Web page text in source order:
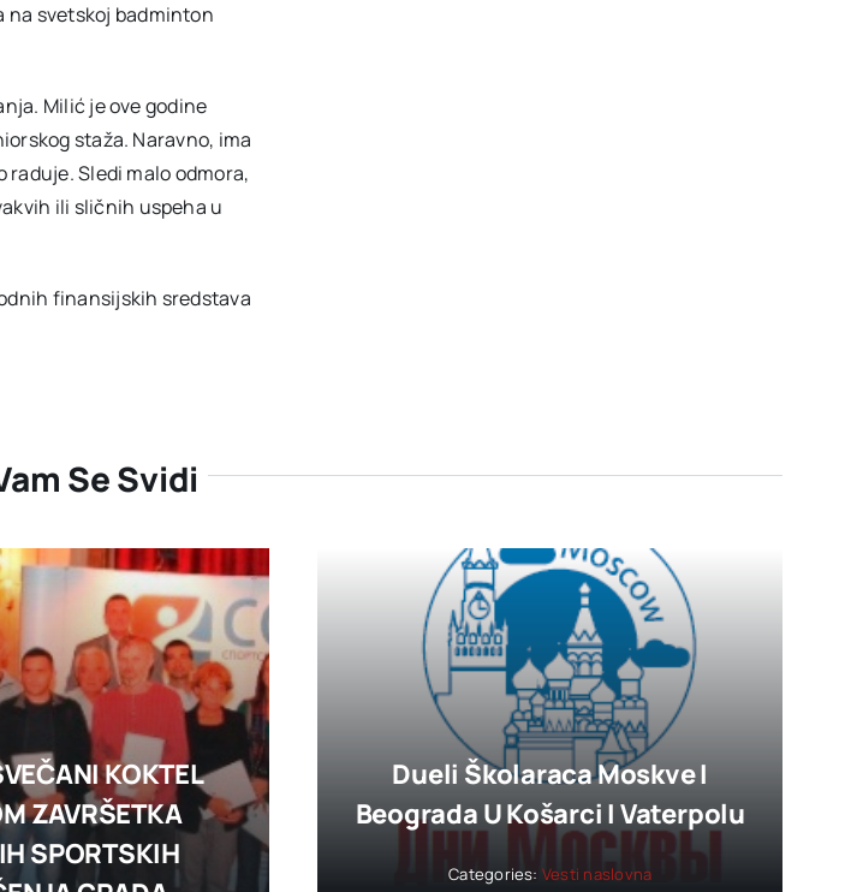
na svetskoj badminton
Milić je ove godine
staža. Naravno, ima
raduje. Sledi malo odmora,
ili sličnih uspeha u
finansijskih sredstava
Se Svidi
KOKTEL
ZAVRŠETKA
SPORTSKIH
Dueli Školaraca Moskve I
Beograda U Košarci I Vaterpolu
Categories: Vesti naslovna